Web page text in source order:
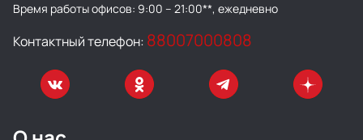
Время работы офисов: 9:00 – 21:00**, ежедневно
Контактный телефон: 88007000808